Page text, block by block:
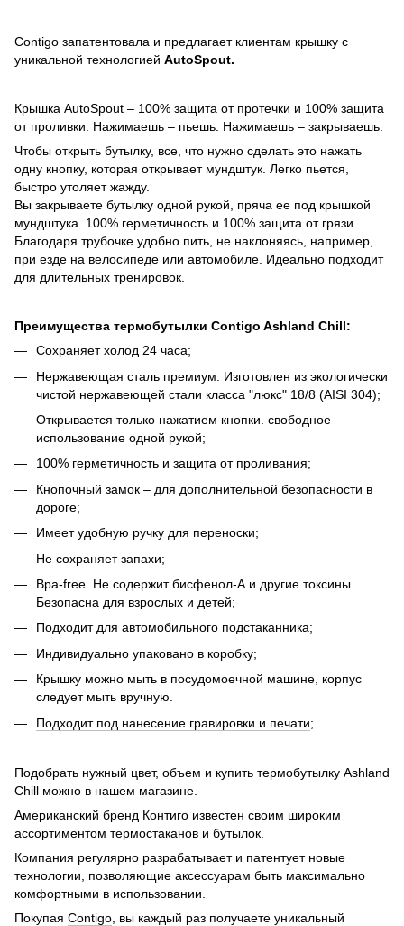
Contigo запатентовала и предлагает клиентам крышку с
уникальной технологией AutoSpout.
Крышка AutoSpout – 100% защита от протечки и 100% защита
от проливки. Нажимаешь – пьешь. Нажимаешь – закрываешь.
Чтобы открыть бутылку, все, что нужно сделать это нажать
одну кнопку, которая открывает мундштук. Легко пьется,
быстро утоляет жажду.
Вы закрываете бутылку одной рукой, пряча ее под крышкой
мундштука. 100% герметичность и 100% защита от грязи.
Благодаря трубочке удобно пить, не наклоняясь, например,
при езде на велосипеде или автомобиле. Идеально подходит
для длительных тренировок.
Преимущества термобутылки Contigo Ashland Chill:
Сохраняет холод 24 часа;
Нержавеющая сталь премиум. Изготовлен из экологически
чистой нержавеющей стали класса "люкс" 18/8 (AISI 304);
Открывается только нажатием кнопки. свободное
использование одной рукой;
100% герметичность и защита от проливания;
Кнопочный замок – для дополнительной безопасности в
дороге;
Имеет удобную ручку для переноски;
Не сохраняет запахи;
Bpa-free. Не содержит бисфенол-А и другие токсины.
Безопасна для взрослых и детей;
Подходит для автомобильного подстаканника;
Индивидуально упаковано в коробку;
Крышку можно мыть в посудомоечной машине, корпус
следует мыть вручную.
Подходит под нанесение гравировки и печати;
Подобрать нужный цвет, объем и купить термобутылку Ashland
Chill можно в нашем магазине.
Американский бренд Контиго известен своим широким
ассортиментом термостаканов и бутылок.
Компания регулярно разрабатывает и патентует новые
технологии, позволяющие аксессуарам быть максимально
комфортными в использовании.
Покупая Contigo , вы каждый раз получаете уникальный